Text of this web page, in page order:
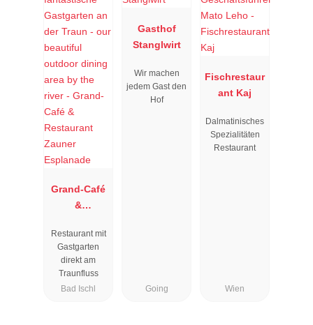
Grand-Café
&
Zauner
Esplanade
Restaurant mit
Gastgarten
direkt am
Traunfluss
Bad Ischl
Gasthof
Stanglwirt
Wir machen
jedem Gast den
Hof
Going
Fischrestaur
ant Kaj
Dalmatinisches
Spezialitäten
Restaurant
Wien